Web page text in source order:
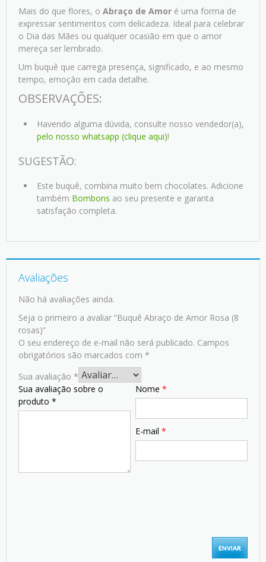
Mais do que flores, o Abraço de Amor é uma forma de
expressar sentimentos com delicadeza. Ideal para celebrar
o Dia das Mães ou qualquer ocasião em que o amor
mereça ser lembrado.
Um buquê que carrega presença, significado, e ao mesmo
tempo, emoção em cada detalhe.
OBSERVAÇÕES:
Havendo alguma dúvida, consulte nosso vendedor(a),
pelo nosso whatsapp (clique aqui)!
SUGESTÃO:
Este buquê, combina muito bem chocolates. Adicione
também Bombons ao seu presente e garanta
satisfação completa.
Avaliações
Não há avaliações ainda.
Seja o primeiro a avaliar “Buquê Abraço de Amor Rosa (8
rosas)”
O seu endereço de e-mail não será publicado. Campos
obrigatórios são marcados com *
Sua avaliação *
Sua avaliação sobre o
produto *
Nome *
E-mail *